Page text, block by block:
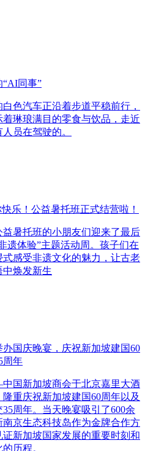
同事”
色汽车正沿着步道平稳前行，
琳琅满目的零食与饮品，走近
员在驾驶的。
乐！公益暑托班正式结营啦！
暑托班的小朋友们迎来了最后
体验”主题活动周。孩子们在
式感受非遗文化的魅力，让古老
中焕发新生
国庆晚宴，庆祝新加坡建国60
周年
国新加坡商会于北京嘉里大酒
重庆祝新加坡建国60周年以及
周年。当天晚宴吸引了600余
京生态科技岛作为金牌合作方
新加坡国家发展的重要时刻和
历程。